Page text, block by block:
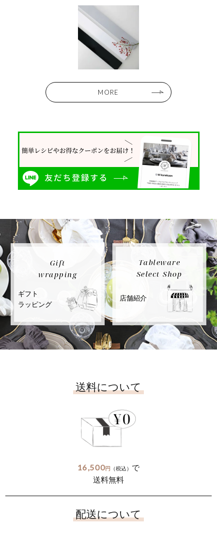
MORE
Gift
wrapping
ギフト
ラッピング
Tableware
Select Shop
店舗紹介
送料について
16,500円 （税込） で
送料無料
配送について